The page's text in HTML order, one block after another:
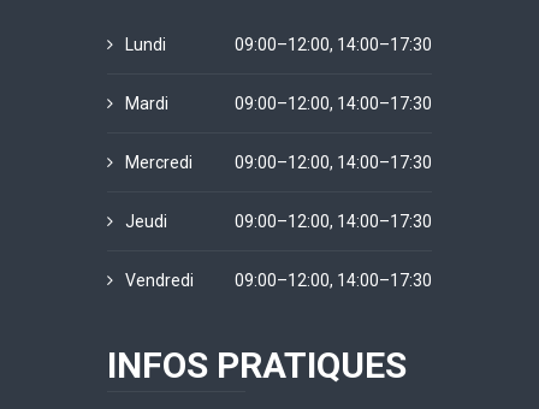
Lundi 09:00–12:00, 14:00–17:30
Mardi 09:00–12:00, 14:00–17:30
Mercredi 09:00–12:00, 14:00–17:30
Jeudi 09:00–12:00, 14:00–17:30
Vendredi 09:00–12:00, 14:00–17:30
INFOS PRATIQUES